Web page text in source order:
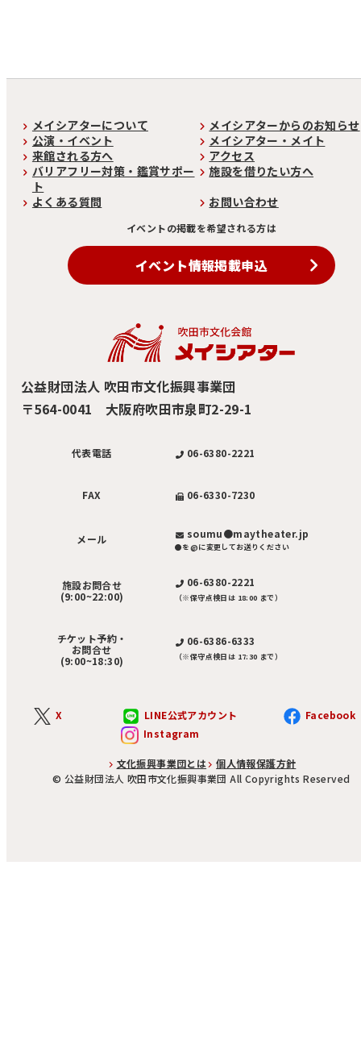
メイシアターについて
メイシアターからのお知らせ
公演・イベント
メイシアター・メイト
来館される方へ
アクセス
バリアフリー対策・鑑賞サポー
ト
施設を借りたい方へ
よくある質問
お問い合わせ
イベントの掲載を希望される方は
イベント情報掲載申込
公益財団法人 吹田市文化振興事業団
〒564-0041 大阪府吹田市泉町2-29-1
代表電話 06-6380-2221
FAX 06-6330-7230
メール soumu●maytheater.jp
●を@に変更してお送りください
施設お問合せ
(9:00~22:00)
06-6380-2221
（※保守点検日は 18:00 まで）
チケット予約・
お問合せ
(9:00~18:30)
06-6386-6333
（※保守点検日は 17:30 まで）
X LINE公式アカウント
Facebook
Instagram
©︎ 公益財団法人 吹田市文化振興事業団 All Copyrights Reserved
文化振興事業団とは 個人情報保護方針